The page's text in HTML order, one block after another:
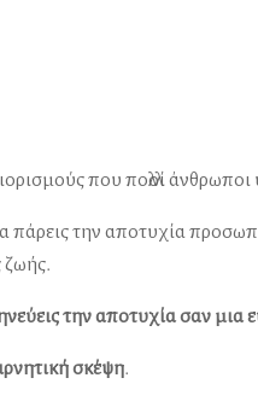
που πολλοί
πάρεις την αποτυχία
ζωής.
την αποτυχία σαν μια
σκέψη.